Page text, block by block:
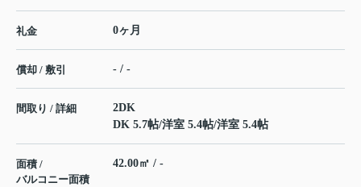
礼金 0ヶ月
償却 / 敷引 - / -
間取り / 詳細
2DK
DK 5.7帖/洋室 5.4帖/洋室 5.4帖
面積 /
バルコニー面積
42.00㎡ / -